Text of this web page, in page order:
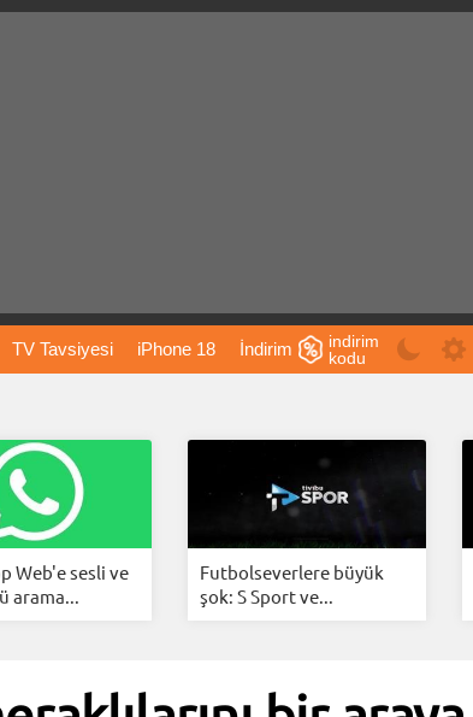
TV Tavsiyesi iPhone 18 İndirim
Önerileri
Mü
indirim
kodu
Web'e sesli ve
arama...
Futbolseverlere büyük
şok: S Sport ve...